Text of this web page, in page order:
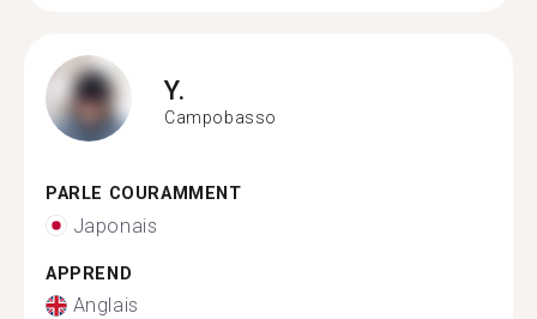
Y.
Campobasso
PARLE COURAMMENT
Japonais
APPREND
Anglais